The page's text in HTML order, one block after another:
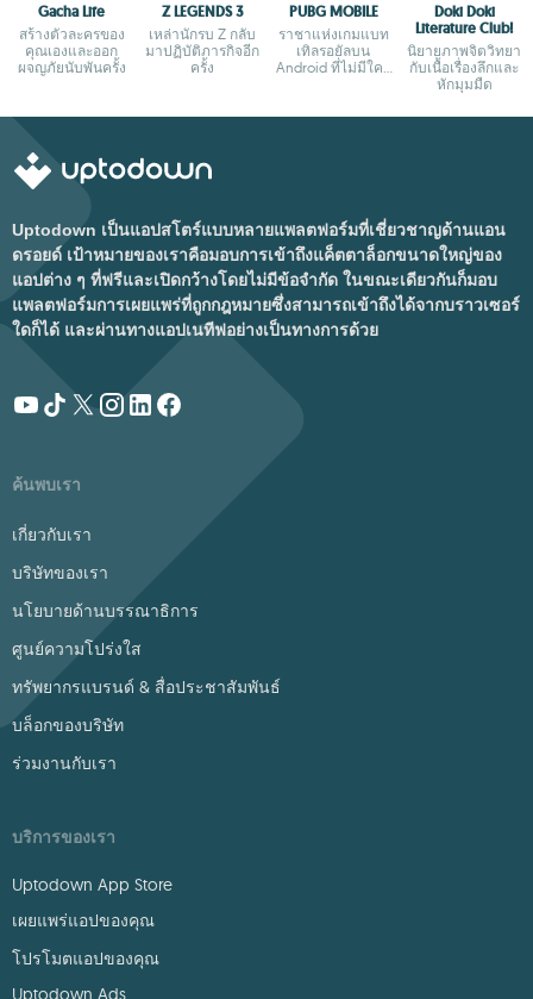
Gacha Life
สร้างตัวละครของ
คุณเองและออก
ผจญภัยนับพันครั้ง
Z LEGENDS 3
เหล่านักรบ Z กลับ
มาปฏิบัติภารกิจอีก
ครั้ง
PUBG MOBILE
ราชาแห่งเกมแบท
เทิลรอยัลบน
Android ที่ไม่มีใคร
Doki Doki
Literature Club!
นิยายภาพจิตวิทยา
กับเนื้อเรื่องลึกและ
หักมุมมืด
Uptodown เป็นแอปสโตร์แบบหลายแพลตฟอร์มที่เชี่ยวชาญด้านแอน
ดรอยด์ เป้าหมายของเราคือมอบการเข้าถึงแค็ตตาล็อกขนาดใหญ่ของ
แอปต่าง ๆ ที่ฟรีและเปิดกว้างโดยไม่มีข้อจำกัด ในขณะเดียวกันก็มอบ
แพลตฟอร์มการเผยแพร่ที่ถูกกฎหมายซึ่งสามารถเข้าถึงได้จากบราวเซอร์
ใดก็ได้ และผ่านทางแอปเนทีฟอย่างเป็นทางการด้วย
ค้นพบเรา
เกี่ยวกับเรา
บริษัทของเรา
นโยบายด้านบรรณาธิการ
ศูนย์ความโปร่งใส
ทรัพยากรแบรนด์ & สื่อประชาสัมพันธ์
บล็อกของบริษัท
ร่วมงานกับเรา
บริการของเรา
Uptodown App Store
เผยแพร่แอปของคุณ
โปรโมตแอปของคุณ
Uptodown Ads